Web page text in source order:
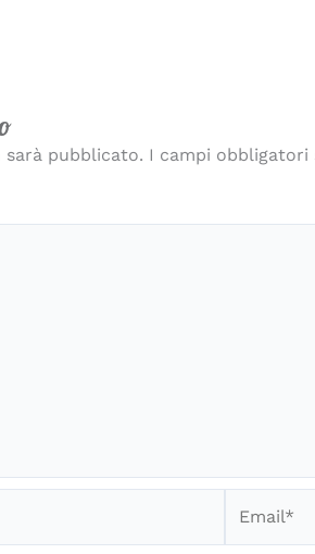
pubblicato. I campi obbligatori